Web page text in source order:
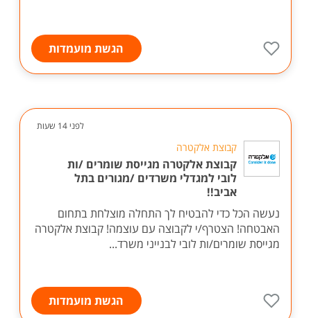
הגשת מועמדות
לפני 14 שעות
קבוצת אלקטרה
קבוצת אלקטרה מגייסת שומרים /ות
לובי למגדלי משרדים /מגורים בתל
אביב!!
נעשה הכל כדי להבטיח לך התחלה מוצלחת בתחום
האבטחה! הצטרף/י לקבוצה עם עוצמה! קבוצת אלקטרה
מגייסת שומרים/ות לובי לבנייני משרד...
הגשת מועמדות